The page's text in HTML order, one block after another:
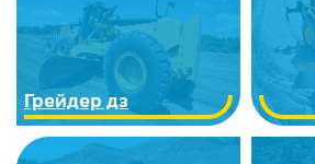
Грейдер дз